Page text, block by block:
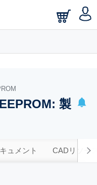
製
ュメント CADリソー